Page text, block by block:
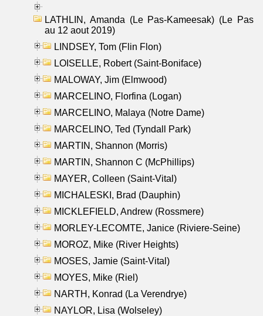
LATHLIN, Amanda (Le Pas-Kameesak) (Le Pas
au 12 aout 2019)
LINDSEY, Tom (Flin Flon)
LOISELLE, Robert (Saint-Boniface)
MALOWAY, Jim (Elmwood)
MARCELINO, Florfina (Logan)
MARCELINO, Malaya (Notre Dame)
MARCELINO, Ted (Tyndall Park)
MARTIN, Shannon (Morris)
MARTIN, Shannon C (McPhillips)
MAYER, Colleen (Saint-Vital)
MICHALESKI, Brad (Dauphin)
MICKLEFIELD, Andrew (Rossmere)
MORLEY-LECOMTE, Janice (Riviere-Seine)
MOROZ, Mike (River Heights)
MOSES, Jamie (Saint-Vital)
MOYES, Mike (Riel)
NARTH, Konrad (La Verendrye)
NAYLOR, Lisa (Wolseley)